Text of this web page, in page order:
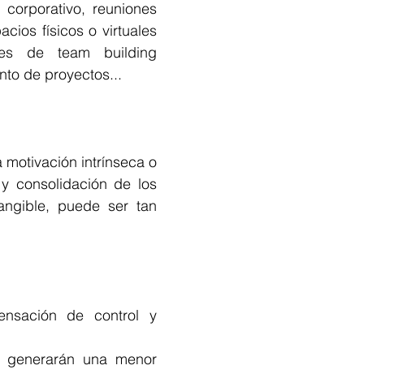
reuniones
físicos o virtuales
de team building
de proyectos...
intrínseca o
consolidación de los
puede ser tan
de control y
una menor